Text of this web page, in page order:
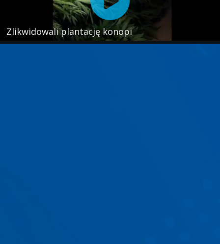
Zlikwidowali plantację konopi